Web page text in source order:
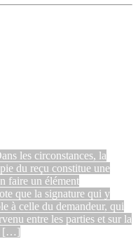
les circonstances, la
du reçu constitue une
faire un élément
que la signature qui y
à celle du demandeur, qui
entre les parties et sur la
[…]